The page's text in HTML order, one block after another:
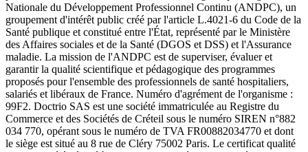
Nationale du Développement Professionnel Continu (ANDPC), un
groupement d'intérêt public créé par l'article L.4021-6 du Code de la
Santé publique et constitué entre l'État, représenté par le Ministère
des Affaires sociales et de la Santé (DGOS et DSS) et l'Assurance
maladie. La mission de l'ANDPC est de superviser, évaluer et
garantir la qualité scientifique et pédagogique des programmes
proposés pour l'ensemble des professionnels de santé hospitaliers,
salariés et libéraux de France. Numéro d'agrément de l'organisme :
99F2. Doctrio SAS est une société immatriculée au Registre du
Commerce et des Sociétés de Créteil sous le numéro SIREN n°882
034 770, opérant sous le numéro de TVA FR00882034770 et dont
le siège est situé au 8 rue de Cléry 75002 Paris. Le certificat qualité